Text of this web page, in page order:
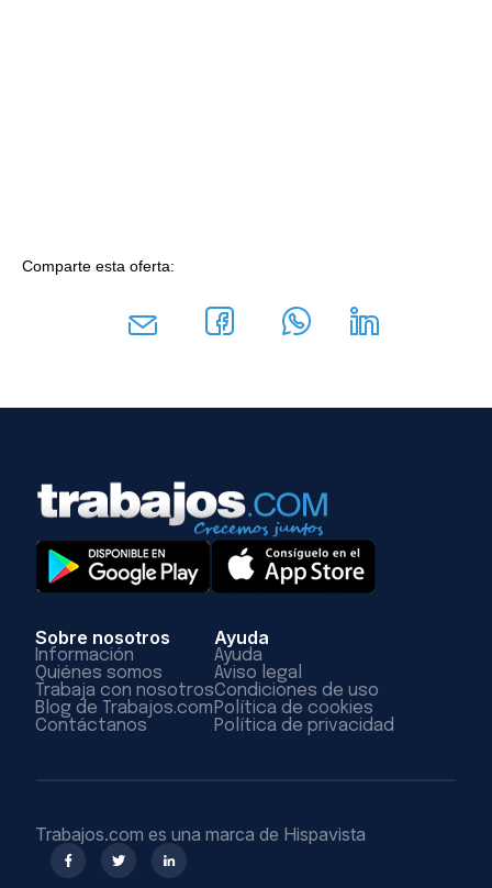
Comparte esta oferta:
Sobre nosotros
Información
Quiénes somos
Trabaja con nosotros
Blog de Trabajos.com
Contáctanos
Ayuda
Ayuda
Aviso legal
Condiciones de uso
Política de cookies
Política de privacidad
Trabajos.com es una marca de Hispavista